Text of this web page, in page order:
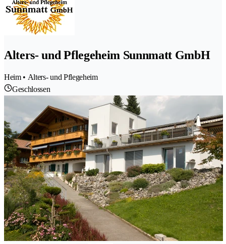
Alters- und Pflegeheim Sunnmatt GmbH
Heim • Alters- und Pflegeheim
Geschlossen